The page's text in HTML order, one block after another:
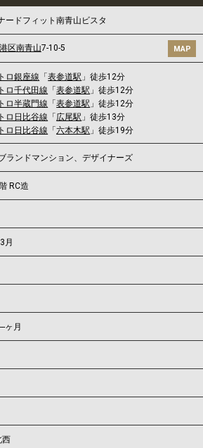
ードフィット南青山ビスタ
区南青山7-10-5 MAP
ロ銀座線 「表参道駅 」徒歩12分
ロ千代田線 「表参道駅 」徒歩12分
ロ半蔵門線 「表参道駅 」徒歩12分
ロ日比谷線 「 広尾駅 」徒歩13分
ロ日比谷線 「六本木駅 」徒歩19分
ランドマンション、デザイナーズ
RC造
月
ヶ月
西